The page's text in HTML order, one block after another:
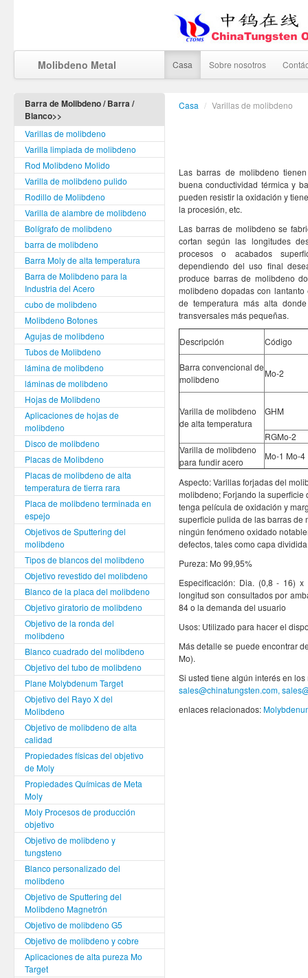
Molibdeno Metal Casa Sobre nosotros
Barra de Molibdeno / Barra /
Blanco>>
Varillas de molibdeno
Varilla limpiada de molibdeno
Rod Molibdeno Molido
Varilla de molibdeno pulido
Rodillo de Molibdeno
Varilla de alambre de molibdeno
Bolígrafo de molibdeno
barra de molibdeno
Barra Moly de alta temperatura
Barra de Molibdeno para la
Industria del Acero
cubo de molibdeno
Molibdeno Botones
Agujas de molibdeno
Tubos de Molibdeno
lámina de molibdeno
láminas de molibdeno
Hojas de Molibdeno
Aplicaciones de hojas de
molibdeno
Disco de molibdeno
Placas de Molibdeno
Placas de molibdeno de alta
temperatura de tierra rara
Placa de molibdeno terminada en
espejo
Objetivos de Sputtering del
molibdeno
Tipos de blancos del molibdeno
Objetivo revestido del molibdeno
Blanco de la placa del molibdeno
Objetivo giratorio de molibdeno
Objetivo de la ronda del
molibdeno
Blanco cuadrado del molibdeno
Objetivo del tubo de molibdeno
Plane Molybdenum Target
Objetivo del Rayo X del
Molibdeno
Objetivo de molibdeno de alta
calidad
Propiedades físicas del objetivo
de Moly
Propiedades Químicas de Meta
Moly
Moly Procesos de producción
objetivo
Objetivo de molibdeno y
tungsteno
Blanco personalizado del
molibdeno
Objetivo de Sputtering del
Molibdeno Magnetrón
Objetivo de molibdeno G5
Objetivo de molibdeno y cobre
Aplicaciones de alta pureza Mo
Target
Casa / Varillas de molibdeno
Las barras de molibdeno
buena conductividad térmica y
pueden resistir la oxidación y
la procesión, etc.
Las barras de molibdeno se
cortan según las longitudes
procesos o acabados
dependiendo del uso final
produce barras de molibdeno
molibdeno dopadas con
de temperatura más alta
transversales más pequeñas.
Descripción Código
Barra convencional de
molibdeno
Mo-2
Varilla de molibdeno
de alta temperatura
GHM
RGMo-2
Varilla de molibdeno
para fundir acero
Mo-1 Mo-4
Aspecto: Varillas forjadas del
molibdeno; Forjando la
tenga película de oxidación y
superficie pulida de las barras de
ningún fenómeno oxidado
defectos, tales como capa
Pureza: Mo 99,95%
Especificación: Dia. (0,8 - 16)
longitud son consultados por
84 o la demanda del usuario
Usos: Utilizado para hacer el
Más detalle se puede encontrar
Mo).
Si usted tiene algún interés en
sales@chinatungsten.com,
enlaces relacionados: